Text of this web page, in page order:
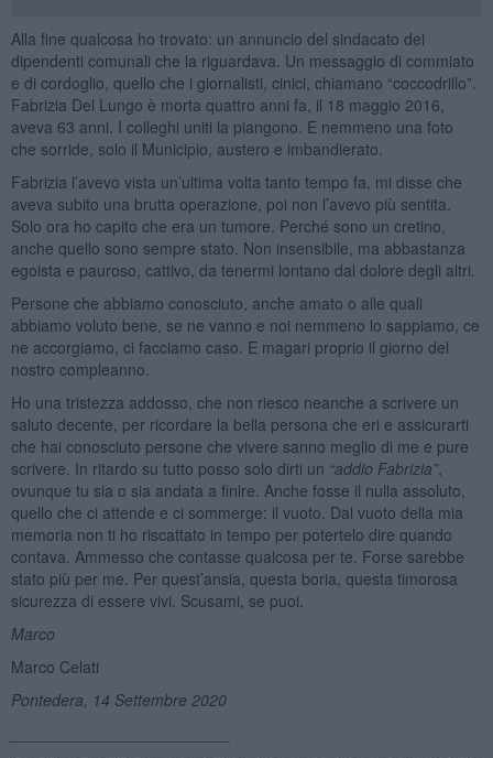
Alla fine qualcosa ho trovato: un annuncio del sindacato dei
dipendenti comunali che la riguardava. Un messaggio di commiato
e di cordoglio, quello che i giornalisti, cinici, chiamano “coccodrillo”.
Fabrizia Del Lungo è morta quattro anni fa, il 18 maggio 2016,
aveva 63 anni. I colleghi uniti la piangono. E nemmeno una foto
che sorride, solo il Municipio, austero e imbandierato.
Fabrizia l’avevo vista un’ultima volta tanto tempo fa, mi disse che
aveva subito una brutta operazione, poi non l’avevo più sentita.
Solo ora ho capito che era un tumore. Perché sono un cretino,
anche quello sono sempre stato. Non insensibile, ma abbastanza
egoista e pauroso, cattivo, da tenermi lontano dal dolore degli altri.
Persone che abbiamo conosciuto, anche amato o alle quali
abbiamo voluto bene, se ne vanno e noi nemmeno lo sappiamo, ce
ne accorgiamo, ci facciamo caso. E magari proprio il giorno del
nostro compleanno.
Ho una tristezza addosso, che non riesco neanche a scrivere un
saluto decente, per ricordare la bella persona che eri e assicurarti
che hai conosciuto persone che vivere sanno meglio di me e pure
scrivere. In ritardo su tutto posso solo dirti un “addio Fabrizia”,
ovunque tu sia o sia andata a finire. Anche fosse il nulla assoluto,
quello che ci attende e ci sommerge: il vuoto. Dal vuoto della mia
memoria non ti ho riscattato in tempo per potertelo dire quando
contava. Ammesso che contasse qualcosa per te. Forse sarebbe
stato più per me. Per quest’ansia, questa boria, questa timorosa
sicurezza di essere vivi. Scusami, se puoi.
Marco
Marco Celati
Pontedera, 14 Settembre 2020